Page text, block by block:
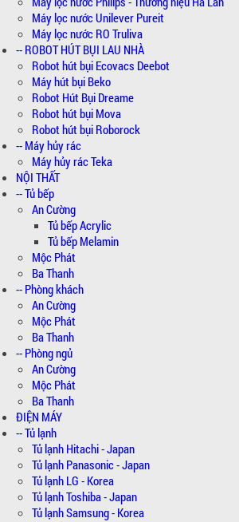
Máy lọc nước Unilever Pureit
Máy lọc nước RO Truliva
-- ROBOT HÚT BỤI LAU NHÀ
Robot hút bụi Ecovacs Deebot
Máy hút bụi Beko
Robot Hút Bụi Dreame
Robot hút bụi Mova
Robot hút bụi Roborock
-- Máy hủy rác
Máy hủy rác Teka
NỘI THẤT
-- Tủ bếp
An Cường
Tủ bếp Acrylic
Tủ bếp Melamin
Mộc Phát
Ba Thanh
-- Phòng khách
An Cường
Mộc Phát
Ba Thanh
-- Phòng ngủ
An Cường
Mộc Phát
Ba Thanh
ĐIỆN MÁY
-- Tủ lạnh
Tủ lạnh Hitachi - Japan
Tủ lạnh Panasonic - Japan
Tủ lạnh LG - Korea
Tủ lạnh Toshiba - Japan
Tủ lạnh Samsung - Korea